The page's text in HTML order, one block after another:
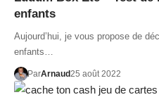
enfants
Aujourd’hui, je vous propose de
enfants…
ParArnaud25 août 2022